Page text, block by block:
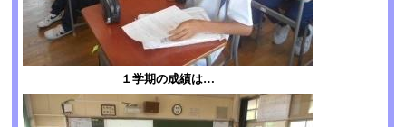
１学期の成績は…